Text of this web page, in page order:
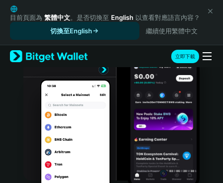
English
日本語
Русский
Español (Latinoamérica)
Türkçe
Português (Portugal)
Bahasa Indonesia
目前頁面為 繁體中文。是否切換至 English 以查看對應語言內容？
切換至English
繼續使用繁體中文
立即下載